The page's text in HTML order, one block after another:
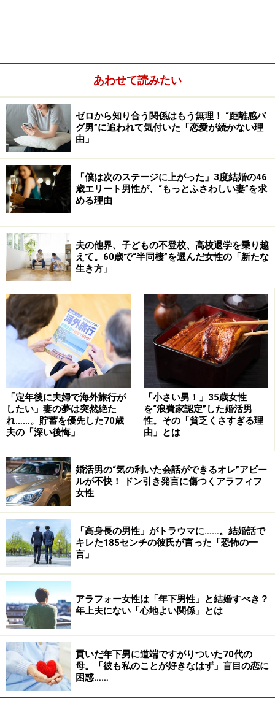
さらに尋ねてみたところ、「見ているとあなたは浪費家
だから」と言われたのだそう。どういうところが浪費家
だと思ったのかというと、「コーヒーでも飲もうか」と
彼が言うと、ナオコさんはすぐにカフェを探そうとし
た。だが彼は、缶コーヒーを買って公園で飲みながらお
しゃべりしようと思っていたという。
「彼が、『給料が入ったから何か食べに行こう』と誘っ
てくれたことがあったんです。ちょうど土用の丑の日だ
ったから、『鰻でもいっちゃう？』と言ったんですが、
彼はそれが嫌だったみたい。鰻といっても安いのだって
あるし、別に高級店に連れていけと言ったわけでもな
い。でも鰻イコール浪費家だったんでしょうか」
ナオコさんだって裕福なわけではない。ワンルームのマ
ンションに暮らして、節約するところはしているつもり
だった。洋服だって最近はリユースの店ばかり利用して
いる。それでもときにはちょっとしたぜいたくをしたい
し、彼とのデートは楽しみたかった。
貧乏はいいけど貧乏くさいのは嫌
「その後も彼からはぽろぽろと私への不満が出てきまし
た。定食屋さんに入ったとき、自分より高いものを頼ん
だとか、ブラックコーヒーでいいのにカフェオレを頼ん
だとか。なんだか聞いているうちに、すっごく貧乏くさ
いなと思っちゃって。貧乏なのはいいけど、貧乏くさい
のは嫌なんですよ」
ナオコさんはそう言って笑った。自分より高い定食を頼
んだだけで浪費家だと言われたらたまらない。そもそも
費用は割り勘なのだそう。それでいて少しでも高いもの
を頼んだからと不快になるのは、むしろモラハラに近い
と彼女は言う。
「お金の使い道ってメリハリが重要だと思うんですよ。
ふだん私は自炊だしランチも弁当持参。基本的に割り勘
あわせて読みたい
ゼロから知り合う関係はもう無理！ “距離感バ
グ男”に追われて気付いた「恋愛が続かない理
由」
「僕は次のステージに上がった」3度結婚の46
歳エリート男性が、“もっとふさわしい妻”を求
める理由
夫の他界、子どもの不登校、高校退学を乗り越
えて。60歳で“半同棲”を選んだ女性の「新たな
生き方」
「定年後に夫婦で海外旅行が
したい」妻の夢は突然絶た
れ……。貯蓄を優先した70歳
夫の「深い後悔」
「小さい男！」35歳女性
を“浪費家認定”した婚活男
性。その「貧乏くさすぎる理
由」とは
婚活男の“気の利いた会話ができるオレ”アピー
ルが不快！ ドン引き発言に傷つくアラフィフ
女性
「高身長の男性」がトラウマに……。結婚話で
キレた185センチの彼氏が言った「恐怖の一
言」
アラフォー女性は「年下男性」と結婚すべき？
年上夫にない「心地よい関係」とは
貢いだ年下男に道端ですがりついた70代の
母。「彼も私のことが好きなはず」盲目の恋に
困惑……